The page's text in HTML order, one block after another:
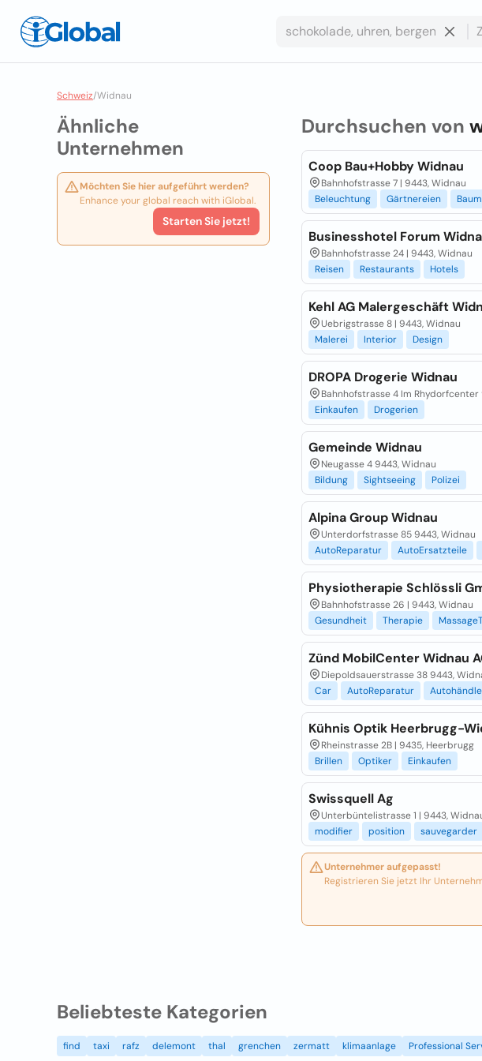
Schweiz/Widnau
Ähnliche
Unternehmen
Möchten Sie hier aufgeführt werden?
Enhance your global reach with iGlobal.
Starten Sie jetzt!
Durchsuchen von
Coop Bau+Hobby Widnau
Bahnhofstrasse 7 | 9443, Widnau
Beleuchtung
Gärtnereien
Businesshotel Forum
Bahnhofstrasse 24 | 9443, Widnau
Reisen
Restaurants Hotels
Kehl AG Malergeschäft
Uebrigstrasse 8 | 9443, Widnau
Malerei
Interior Design
DROPA Drogerie Widnau
Bahnhofstrasse 4 Im Rhydorfcenter
Einkaufen
Drogerien
Gemeinde Widnau
Neugasse 4 9443, Widnau
Bildung
Sightseeing Polizei
Alpina Group Widnau
Unterdorfstrasse 85 9443, Widnau
AutoReparatur
AutoErsatzteile
Physiotherapie Schlössli
Bahnhofstrasse 26 | 9443, Widnau
Gesundheit
Therapie
Zünd MobilCenter Widnau
Diepoldsauerstrasse 38 9443,
Car
AutoReparatur
Kühnis Optik Heerbrugg-
Rheinstrasse 2B | 9435, Heerbrugg
Brillen
Optiker Einkaufen
Swissquell Ag
Unterbüntelistrasse 1 | 9443,
modifier
position sauvegarder
Unternehmer aufgepasst!
Registrieren Sie jetzt Ihr
Beliebteste Kategorien
find taxi rafz delemont thal grenchen zermatt klimaanlage Professional